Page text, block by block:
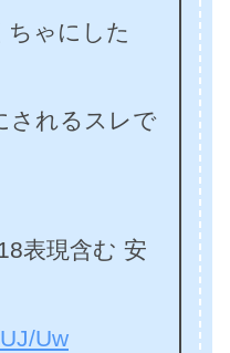
ちゃにした
されるスレで
表現含む 安
Uw